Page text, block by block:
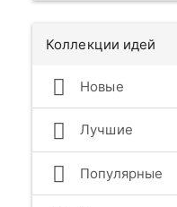
Коллекции идей
Новые
Лучшие
Популярные